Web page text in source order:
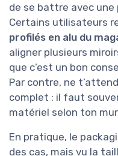
de se battre avec une
Certains utilisateurs
profilés en alu du
aligner plusieurs
que c’est un bon
Par contre, ne
complet : il faut
matériel selon ton
En pratique, le
des cas, mais vu la